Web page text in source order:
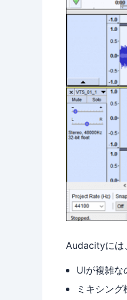
Audacityには
UIが複雑な
ミキシング